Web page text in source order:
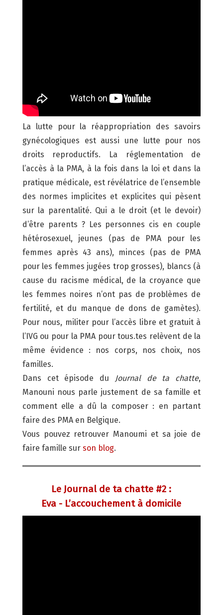
La lutte pour la réappropriation des savoirs
gynécologiques est aussi une lutte pour nos
droits reproductifs. La réglementation de
l’accès à la PMA, à la fois dans la loi et dans la
pratique médicale, est révélatrice de l’ensemble
des normes implicites et explicites qui pèsent
sur la parentalité. Qui a le droit (et le devoir)
d’être parents ? Les personnes cis en couple
hétérosexuel, jeunes (pas de PMA pour les
femmes après 43 ans), minces (pas de PMA
pour les femmes jugées trop grosses), blancs (à
cause du racisme médical, de la croyance que
les femmes noires n’ont pas de problèmes de
fertilité, et du manque de dons de gamètes).
Pour nous, militer pour l’accès libre et gratuit à
l’IVG ou pour la PMA pour tous.tes relèvent de la
même évidence : nos corps, nos choix, nos
familles.
Dans cet épisode du Journal de ta chatte,
Manouni nous parle justement de sa famille et
comment elle a dû la composer : en partant
faire des PMA en Belgique.
Vous pouvez retrouver Manoumi et sa joie de
faire famille sur son blog.
Le Journal de ta chatte #2 :
Eva - L’accouchement à domicile